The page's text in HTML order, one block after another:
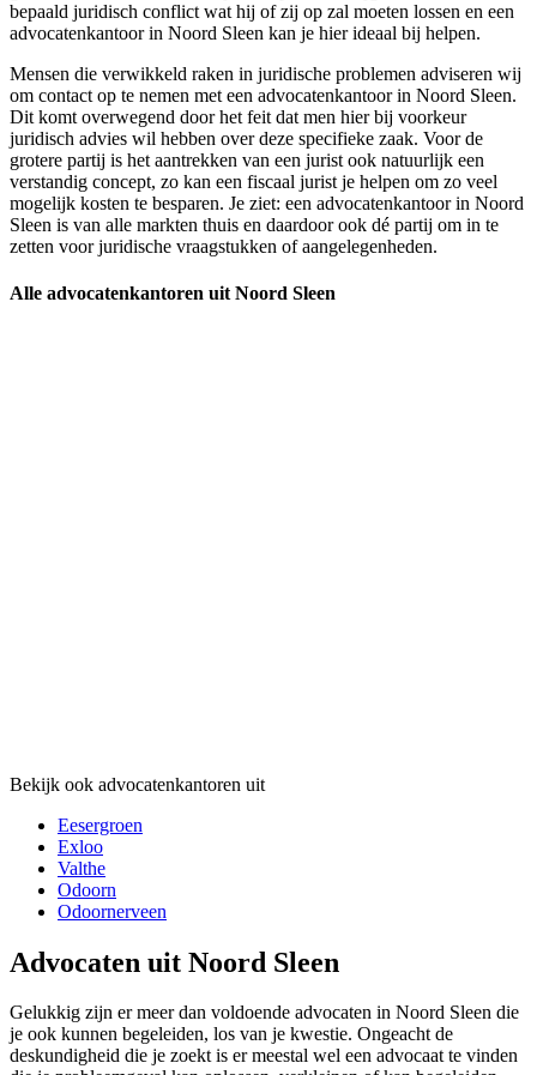
bepaald juridisch conflict wat hij of zij op zal moeten lossen en een
advocatenkantoor in Noord Sleen kan je hier ideaal bij helpen.
Mensen die verwikkeld raken in juridische problemen adviseren wij
om contact op te nemen met een advocatenkantoor in Noord Sleen.
Dit komt overwegend door het feit dat men hier bij voorkeur
juridisch advies wil hebben over deze specifieke zaak. Voor de
grotere partij is het aantrekken van een jurist ook natuurlijk een
verstandig concept, zo kan een fiscaal jurist je helpen om zo veel
mogelijk kosten te besparen. Je ziet: een advocatenkantoor in Noord
Sleen is van alle markten thuis en daardoor ook dé partij om in te
zetten voor juridische vraagstukken of aangelegenheden.
Alle advocatenkantoren uit Noord Sleen
Bekijk ook advocatenkantoren uit
Eesergroen
Exloo
Valthe
Odoorn
Odoornerveen
Advocaten uit Noord Sleen
Gelukkig zijn er meer dan voldoende advocaten in Noord Sleen die
je ook kunnen begeleiden, los van je kwestie. Ongeacht de
deskundigheid die je zoekt is er meestal wel een advocaat te vinden